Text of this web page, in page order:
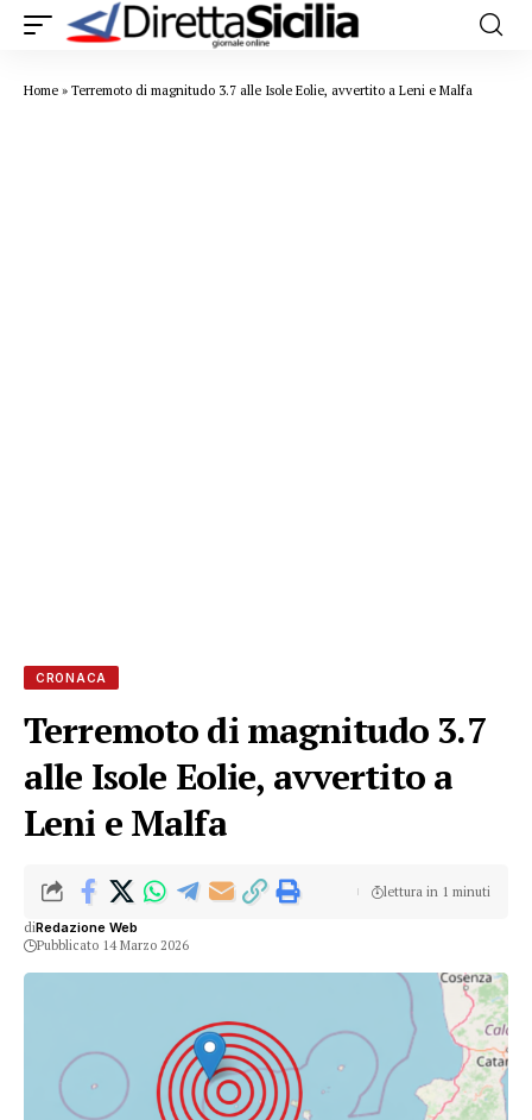
Home » Terremoto di magnitudo 3.7 alle Isole Eolie, avvertito a Leni e Malfa
CRONACA
Terremoto di magnitudo 3.7
alle Isole Eolie, avvertito a
Leni e Malfa
diRedazione Web
Pubblicato 14 Marzo 2026
lettura in 1 minuti